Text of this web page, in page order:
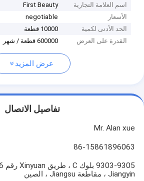
اسم العلامة التجارية
First Beauty
الأسعار
negotiable
الحد الأدنى لكمية
10000 قطعة
القدرة على العرض
600000 قطعة / شهر
عرض المزيد
تفاصيل الاتصال
Mr. Alan xue
86-15861896063
Jiangyin ، مقاطعة Jiangsu ، الصين